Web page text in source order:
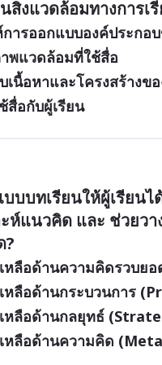
สิ่งแวดล้อมทางการเ
การออกแบบองค์ประกอ
พแวดล้อมที่ใช้สื่อ
เนื้อหาและโครงสร้างข
สื่อกับผู้เรียน
บทเรียนให้ผู้เรียนไ
ห์แนวคิด และ ช่วยว
?
หลือด้านความคิดรวบย
หลือด้านกระบวนการ
หลือด้านกลยุทธ์
หลือด้านความคิด